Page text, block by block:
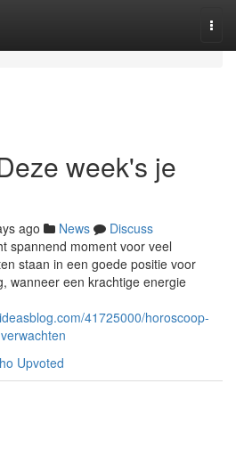
week's je
ago News
Discuss
spannend moment voor veel
staan in een goede positie voor
wanneer een krachtige energie
41725000/horoscoop-
Upvoted